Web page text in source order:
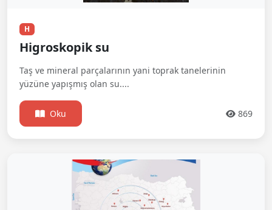
H
Higroskopik su
Taş ve mineral parçalarının yani toprak tanelerinin
yüzüne yapışmış olan su....
Oku 869